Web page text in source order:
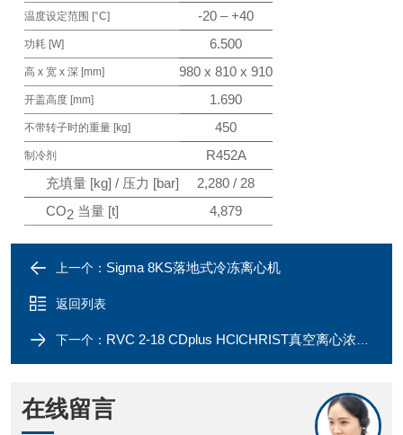
温度设定范围 [°C] -20 – +40
功耗 [W] 6.500
高 x 宽 x 深 [mm] 980 x 810 x 910
开盖高度 [mm] 1.690
不带转子时的重量 [kg] 450
制冷剂
R452A
充填量 [kg] / 压力 [bar]
2,280 / 28
CO2 当量 [t] 4,879
上一个： Sigma 8KS落地式冷冻离心机
返回列表
下一个： RVC 2-18 CDplus HClCHRIST真空离心浓缩仪
在线留言